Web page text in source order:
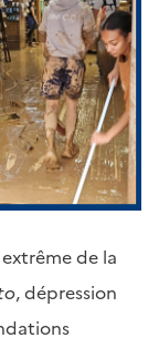
de la
, dépression